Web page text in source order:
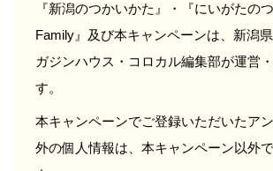
『新潟のつかいかた』・『にいがたの
Family』及び本キャンペーンは、新潟
ガジンハウス・コロカル編集部が運営
す。
本キャンペーンでご登録いただいたア
外の個人情報は、本キャンペーン以外